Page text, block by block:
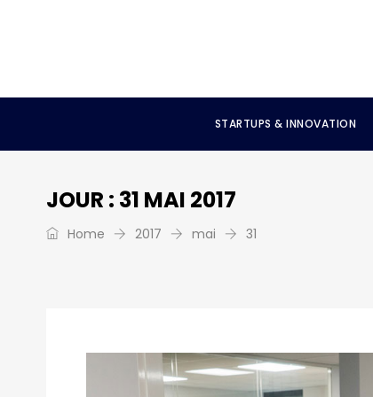
STARTUPS & INNOVATION
JOUR : 31 MAI 2017
Home 2017 mai 31